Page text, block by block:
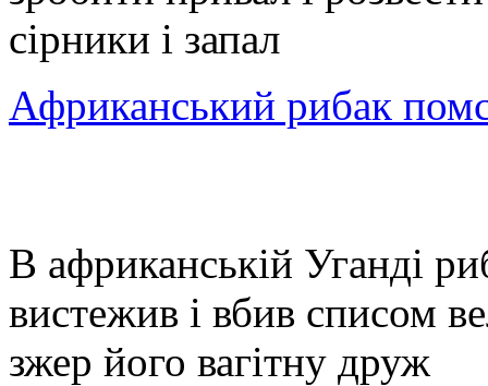
сірники і запал
Африканський рибак
В африканській Уганді
вистежив і вбив списом
зжер його вагітну друж